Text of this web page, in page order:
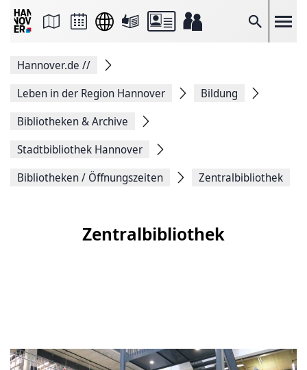
Suche
Seite
Facebook
teilen
Seitenlink
Seite
Hannover.de //
Leben in der Region Hannover
Bildung
Bibliotheken & Archive
Stadtbibliothek Hannover
Bibliotheken / Öffnungszeiten
Zentralbibliothek
Zentralbibliothek